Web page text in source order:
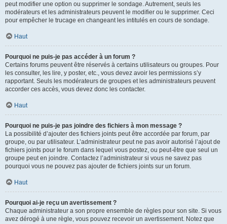
peut modifier une option ou supprimer le sondage. Autrement, seuls les
modérateurs et les administrateurs peuvent le modifier ou le supprimer. Ceci
pour empêcher le trucage en changeant les intitulés en cours de sondage.
Haut
Pourquoi ne puis-je pas accéder à un forum ?
Certains forums peuvent être réservés à certains utilisateurs ou groupes. Pour
les consulter, les lire, y poster, etc., vous devez avoir les permissions s’y
rapportant. Seuls les modérateurs de groupes et les administrateurs peuvent
accorder ces accès, vous devez donc les contacter.
Haut
Pourquoi ne puis-je pas joindre des fichiers à mon message ?
La possibilité d’ajouter des fichiers joints peut être accordée par forum, par
groupe, ou par utilisateur. L’administrateur peut ne pas avoir autorisé l’ajout de
fichiers joints pour le forum dans lequel vous postez, ou peut-être que seul un
groupe peut en joindre. Contactez l’administrateur si vous ne savez pas
pourquoi vous ne pouvez pas ajouter de fichiers joints sur un forum.
Haut
Pourquoi ai-je reçu un avertissement ?
Chaque administrateur a son propre ensemble de règles pour son site. Si vous
avez dérogé à une règle, vous pouvez recevoir un avertissement. Notez que